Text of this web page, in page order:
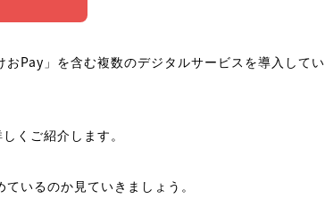
Pay」を含む複数のデジタルサービスを導入してい
くご紹介します。
いるのか見ていきましょう。